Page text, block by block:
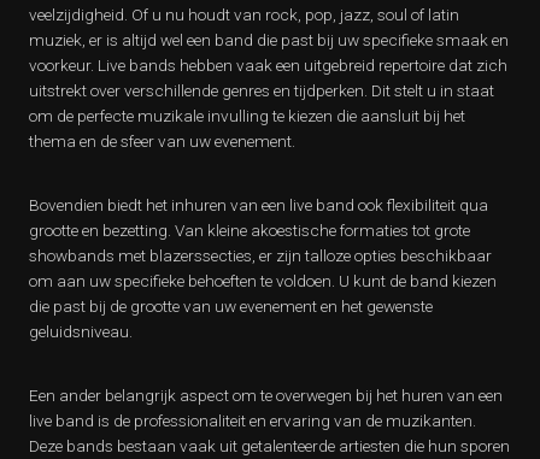
veelzijdigheid. Of u nu houdt van rock, pop, jazz, soul of latin
muziek, er is altijd wel een band die past bij uw specifieke smaak en
voorkeur. Live bands hebben vaak een uitgebreid repertoire dat zich
uitstrekt over verschillende genres en tijdperken. Dit stelt u in staat
om de perfecte muzikale invulling te kiezen die aansluit bij het
thema en de sfeer van uw evenement.
Bovendien biedt het inhuren van een live band ook flexibiliteit qua
grootte en bezetting. Van kleine akoestische formaties tot grote
showbands met blazerssecties, er zijn talloze opties beschikbaar
om aan uw specifieke behoeften te voldoen. U kunt de band kiezen
die past bij de grootte van uw evenement en het gewenste
geluidsniveau.
Een ander belangrijk aspect om te overwegen bij het huren van een
live band is de professionaliteit en ervaring van de muzikanten.
Deze bands bestaan vaak uit getalenteerde artiesten die hun sporen